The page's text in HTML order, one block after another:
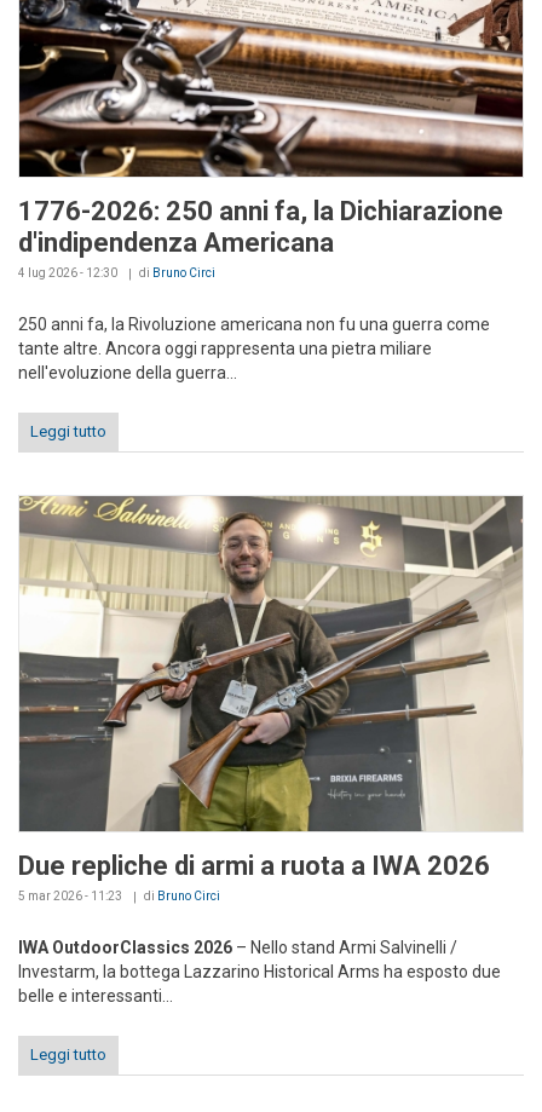
1776-2026: 250 anni fa, la Dichiarazione
d'indipendenza Americana
4 lug 2026 - 12:30 di Bruno Circi
250 anni fa, la Rivoluzione americana non fu una guerra come
tante altre. Ancora oggi rappresenta una pietra miliare
nell'evoluzione della guerra...
Leggi tutto
Due repliche di armi a ruota a IWA 2026
5 mar 2026 - 11:23 di Bruno Circi
IWA OutdoorClassics 2026 – Nello stand Armi Salvinelli /
Investarm, la bottega Lazzarino Historical Arms ha esposto due
belle e interessanti...
Leggi tutto